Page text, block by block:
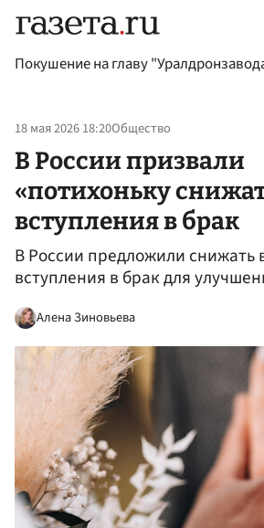
Покушение на главу
18 мая 2026 18:20Общество
В России призвали
«потихоньку
вступления в брак
В России предложили снижать
вступления в брак для
Алена Зиновьева